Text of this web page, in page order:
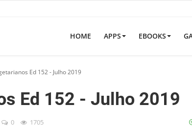
HOME APPS EBOOKS
Ed 152 - Julho 2019
Ed 152 - Julho 2019
0 1705